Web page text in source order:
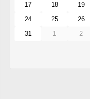
17
18 19
24
25 26
31
1 2